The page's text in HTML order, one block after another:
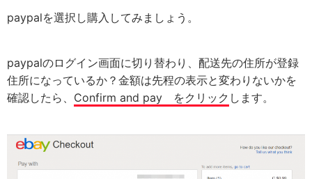
paypalを選択し購入してみましょう。
paypalのログイン画面に切り替わり、配送先の住所が登録
住所になっているか？金額は先程の表示と変わりないかを
確認したら、 Confirm and pay をクリック します。